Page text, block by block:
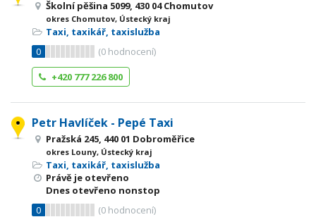
Školní pěšina 5099, 430 04 Chomutov
okres Chomutov, Ústecký kraj
Taxi, taxikář, taxislužba
0
(0 hodnocení)
+420 777 226 800
Petr Havlíček - Pepé Taxi
Pražská 245, 440 01 Dobroměřice
okres Louny, Ústecký kraj
Taxi, taxikář, taxislužba
Právě je otevřeno
Dnes otevřeno nonstop
0
(0 hodnocení)